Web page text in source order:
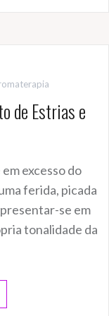
de Estrias e
excesso do
ferida, picada
se em
tonalidade da